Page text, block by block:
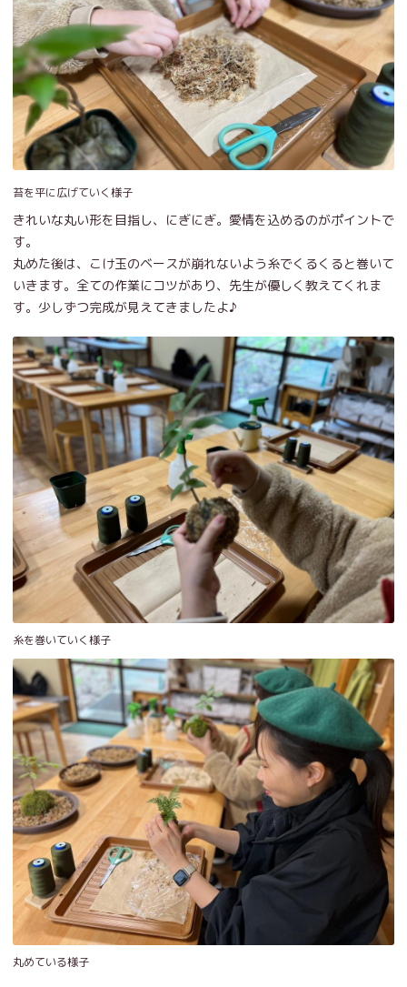
苔を平に広げていく様子
きれいな丸い形を目指し、にぎにぎ。愛情を込めるのがポイントで
す。
丸めた後は、こけ玉のベースが崩れないよう糸でくるくると巻いて
いきます。全ての作業にコツがあり、先生が優しく教えてくれま
す。少しずつ完成が見えてきましたよ♪
糸を巻いていく様子
丸めている様子